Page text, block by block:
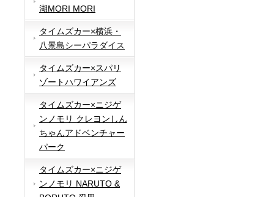
湖MORI MORI
タイムズカー×横浜・
八景島シーパラダイス
タイムズカー×スパリ
ゾートハワイアンズ
タイムズカー×ニジゲ
ンノモリ クレヨンしん
ちゃんアドベンチャー
パーク
タイムズカー×ニジゲ
ンノモリ NARUTO &